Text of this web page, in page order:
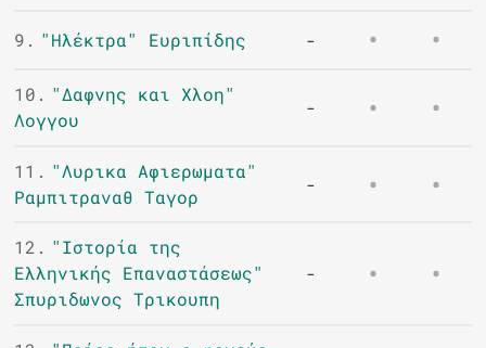
9. "Ηλέκτρα" Ευριπίδης -
10. "Δαφνης και Χλοη"
Λογγου
-
11. "Λυρικα Αφιερωματα"
Ραμπιτραναθ Ταγορ
-
12. "Ιστορία της
Ελληνικής Επαναστάσεως"
Σπυριδωνος Τρικουπη
-